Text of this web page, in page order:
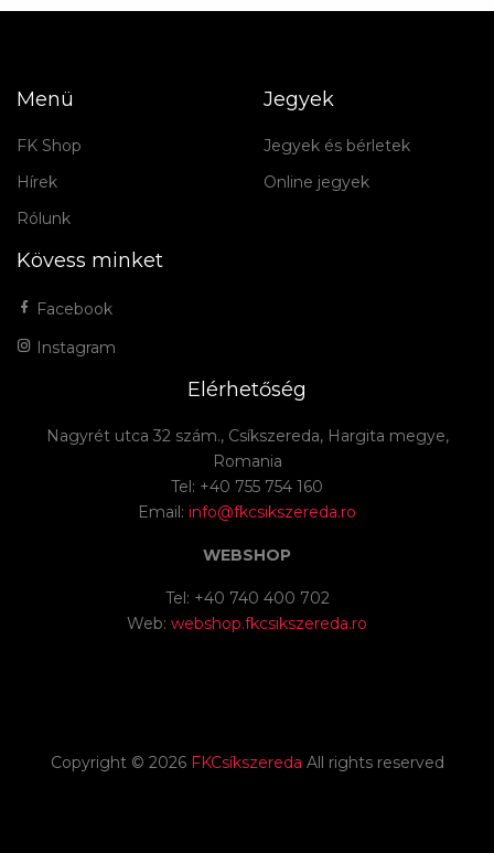
Menü
FK Shop
Hírek
Rólunk
Jegyek
Jegyek és bérletek
Online jegyek
Kövess minket
Facebook
Instagram
Elérhetőség
Nagyrét utca 32 szám., Csíkszereda, Hargita megye,
Romania
Tel: +40 755 754 160
Email: info@fkcsikszereda.ro
WEBSHOP
Tel: +40 740 400 702
Web: webshop.fkcsikszereda.ro
Copyright © 2026 FKCsíkszereda All rights reserved